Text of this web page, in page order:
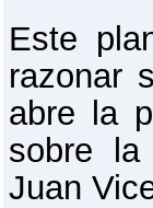
Este
razonar
abre la
sobre
Juan